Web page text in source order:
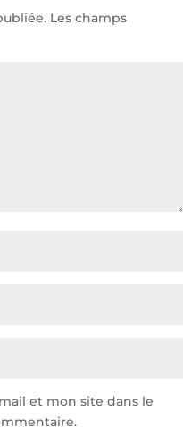
Les champs
et mon site dans le